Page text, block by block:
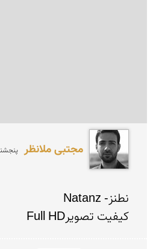
مجتبی ملانظر پنجشنبه 24 فروردين 1391
کیفیت تصویرFull HD